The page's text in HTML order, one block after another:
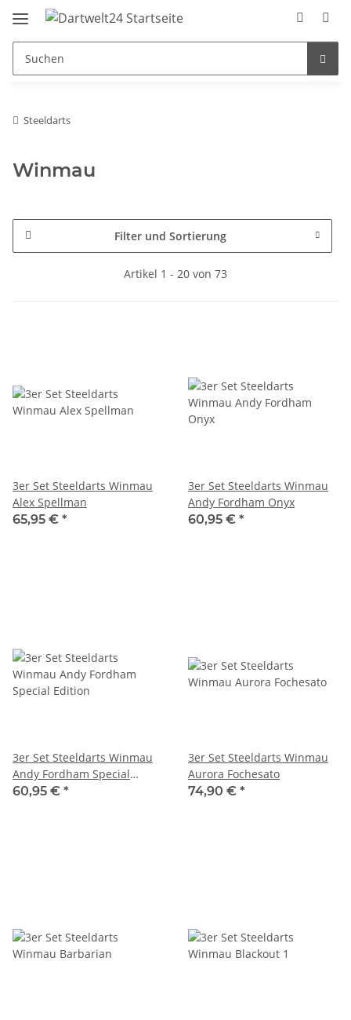
Steeldarts
Winmau
Filter und Sortierung
Artikel 1 - 20 von 73
3er Set Steeldarts Winmau
Alex Spellman
65,95 € *
3er Set Steeldarts Winmau
Andy Fordham Onyx
60,95 € *
3er Set Steeldarts Winmau
Andy Fordham Special
Edition
60,95 € *
3er Set Steeldarts Winmau
Aurora Fochesato
74,90 € *